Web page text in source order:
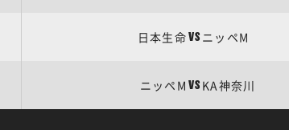
日本生命VS ニッペM
ニッペM VS KA神奈川